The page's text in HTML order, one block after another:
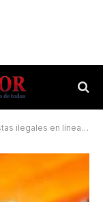
en línea entre menores